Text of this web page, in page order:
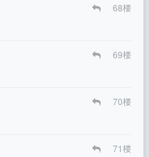
68楼
69楼
70楼
71楼